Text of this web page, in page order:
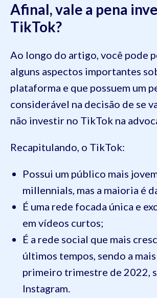
Afinal, vale a pena
TikTok?
Ao longo do artigo, você pode
alguns aspectos importantes
plataforma e que possuem um
considerável na decisão de se
não investir no TikTok na
Recapitulando, o TikTok:
Possui um público mais
millennials, mas a maioria é
É uma rede focada única e
em vídeos curtos;
É a rede social que mais
últimos tempos, sendo a
primeiro trimestre de 2022,
Instagram.